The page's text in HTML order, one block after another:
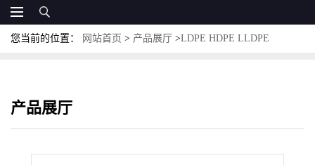
您当前的位置： 网站首页 > 产品展厅 >LDPE HDPE LLDPE
产品展厅